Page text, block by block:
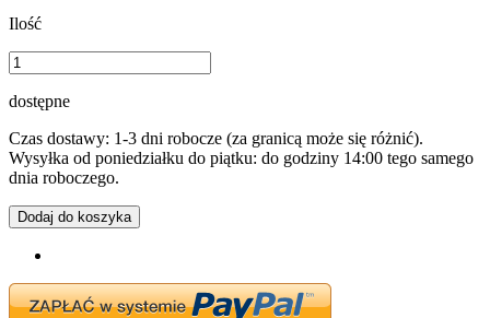
Ilość
dostępne
Czas dostawy: 1-3 dni robocze (za granicą może się różnić).
Wysyłka od poniedziałku do piątku: do godziny 14:00 tego samego
dnia roboczego.
Dodaj do koszyka